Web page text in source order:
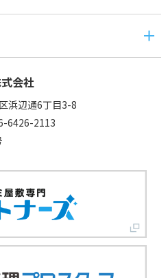
会社
浜辺通6丁目3-8
6426-2113